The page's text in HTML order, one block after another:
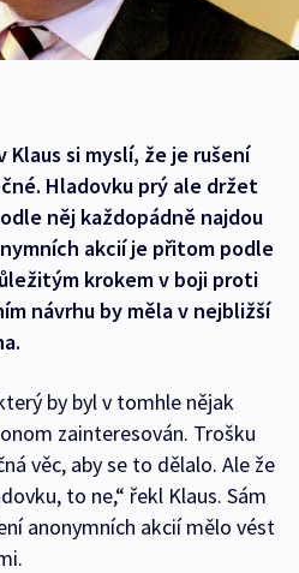
Klaus si myslí, že je rušení
Hladovku prý ale držet
něj každopádně najdou
akcií je přitom podle
krokem v boji proti
návrhu by měla v nejbližší
by byl v tomhle nějak
zainteresován. Trošku
věc, aby se to dělalo. Ale že
to ne,“ řekl Klaus. Sám
anonymních akcií mělo vést